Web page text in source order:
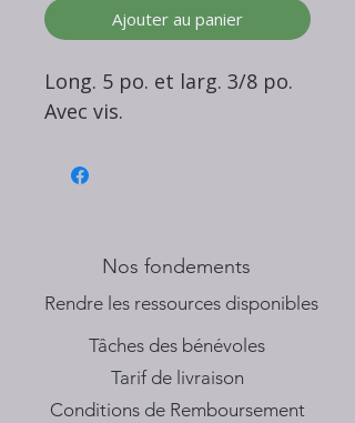
Ajouter au panier
Long. 5 po. et larg. 3/8 po.
Avec vis.
Nos fondements
​Rendre les ressources disponibles
Tâches des bénévoles
Tarif de livraison
Conditions de Remboursement